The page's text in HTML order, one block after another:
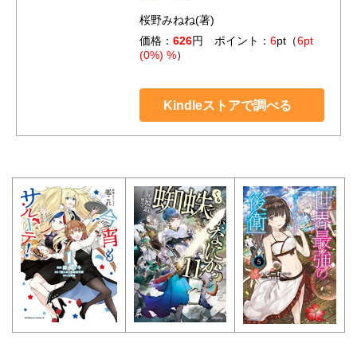
桜野みねね(著)
価格： 626円 ポイント： 6pt（6pt
(0%) %）
Kindleストアで調べる